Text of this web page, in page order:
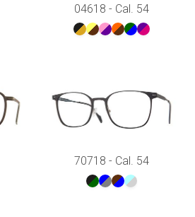
04618 - Cal. 54
70718 - Cal. 54